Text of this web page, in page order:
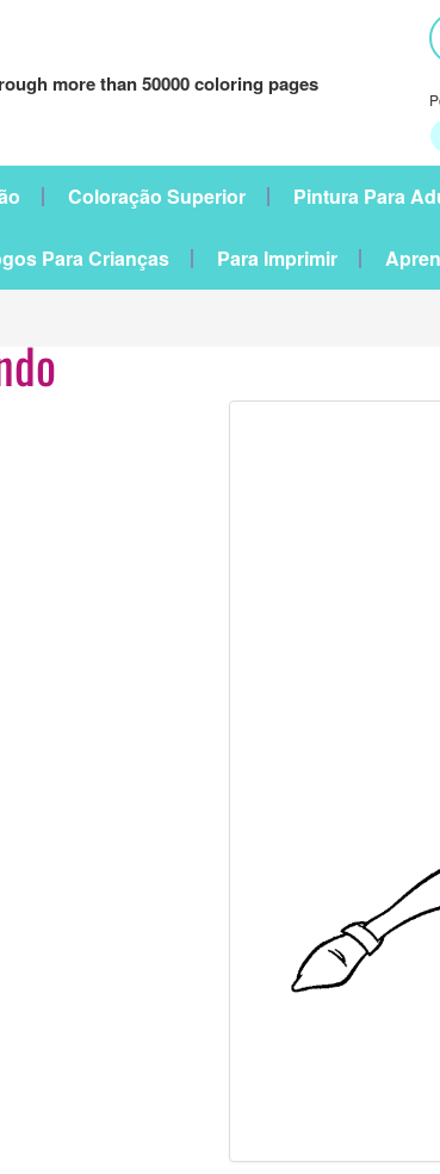
more than 50000 coloring pages
Coloração Superior Pintura Para
Para Crianças Para Imprimir